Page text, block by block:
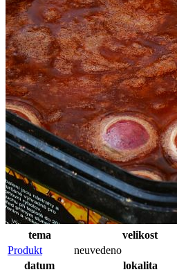
tema velikost
Produkt
neuvedeno
datum
lokalita